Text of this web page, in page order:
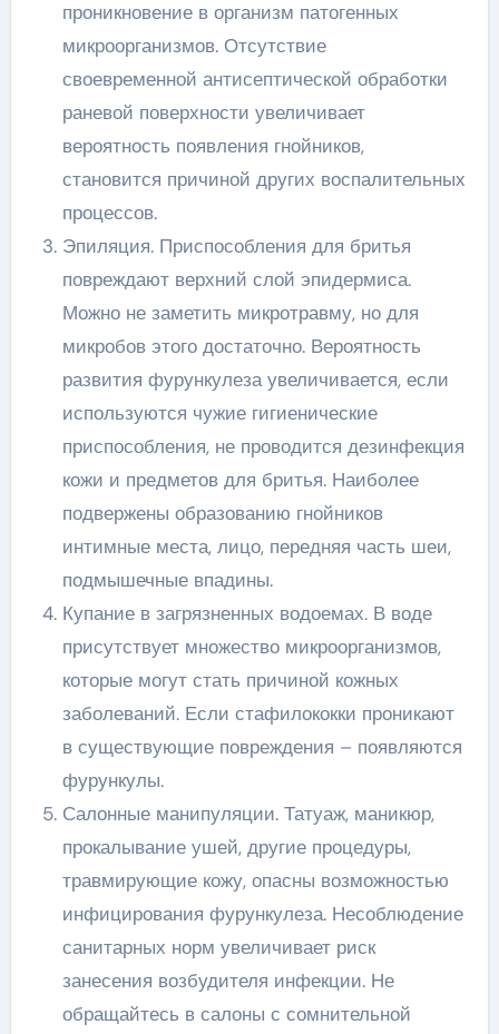
проникновение в организм патогенных
микроорганизмов. Отсутствие
своевременной антисептической обработки
раневой поверхности увеличивает
вероятность появления гнойников,
становится причиной других воспалительных
процессов.
Эпиляция. Приспособления для бритья
повреждают верхний слой эпидермиса.
Можно не заметить микротравму, но для
микробов этого достаточно. Вероятность
развития фурункулеза увеличивается, если
используются чужие гигиенические
приспособления, не проводится дезинфекция
кожи и предметов для бритья. Наиболее
подвержены образованию гнойников
интимные места, лицо, передняя часть шеи,
подмышечные впадины.
Купание в загрязненных водоемах. В воде
присутствует множество микроорганизмов,
которые могут стать причиной кожных
заболеваний. Если стафилококки проникают
в существующие повреждения – появляются
фурункулы.
Салонные манипуляции. Татуаж, маникюр,
прокалывание ушей, другие процедуры,
травмирующие кожу, опасны возможностью
инфицирования фурункулеза. Несоблюдение
санитарных норм увеличивает риск
занесения возбудителя инфекции. Не
обращайтесь в салоны с сомнительной